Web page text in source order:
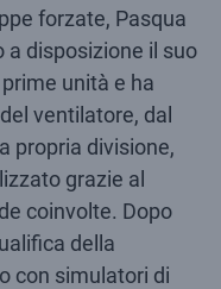
forzate, Pasqua
disposizione il suo
unità e ha
ventilatore, dal
propria divisione,
grazie al
coinvolte. Dopo
della
con simulatori di